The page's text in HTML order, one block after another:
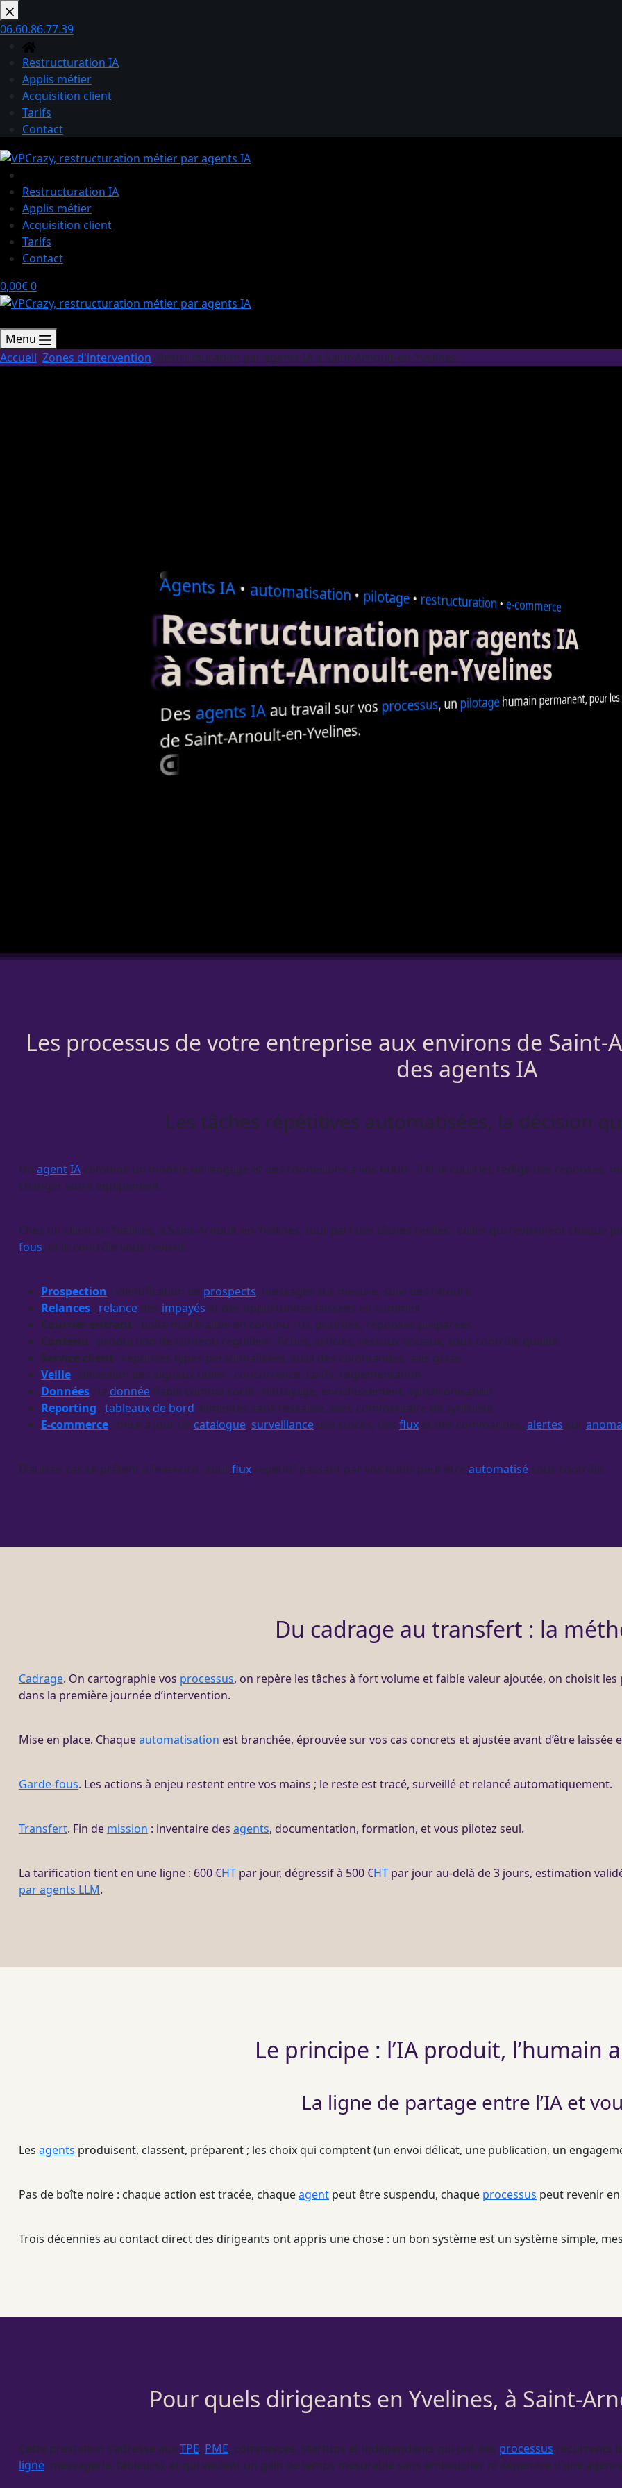
Passer
au
contenu
06.60.86.77.39
Restructuration IA
Applis métier
Acquisition client
Tarifs
Contact
Restructuration IA
Applis métier
Acquisition client
Tarifs
Contact
Panier
d’achat
0,00€0
Menu
Accueil Zones d'intervention Restructuration par agents IA à Saint-Arnoult-en-Yvelines
AgentsIA• automatisation• pilotage• restructuration•e-commerce
Restructuration par agents IA
à Saint-Arnoult-en-Yvelines
DesagentsIAau travail sur vosprocessus, unpilotagehumain permanent, pour les
de Saint-Arnoult-en-Yvelines.
Les processus de votre entreprise aux environs de Saint-
des agents IA
Les tâches répétitives automatisées, la décision
Un agentIA combine un modèle de langage et des connexions à vos outils : il lit le courrier, rédige des réponses,
changer votre équipement.
Chez un client en Yvelines, à Saint-Arnoult-en-Yvelines, tout part des tâches réelles : celles qui reviennent chaque
fous, et le contrôle vous revient.
Prospection : identification de prospects, messages sur mesure, suivi des retours
Relances : relance des impayés et des opportunités laissées en sommeil
Courrier entrant : boîte mail traitée en continu : tri, priorités, réponses préparées
Contenu : production de contenu régulière : fiches, articles, réseaux sociaux, sous contrôle qualité
Service client : réponses types personnalisées, suivi des commandes, avis gérés
Veille : détection des signaux utiles : concurrence, tarifs, réglementation
Données : la donnée fiable comme socle : nettoyage, enrichissement, synchronisation
Reporting : tableaux de bord alimentés sans ressaisie, avec commentaire de synthèse
E-commerce : mise à jour de catalogue, surveillance des stocks, des flux et des commandes, alertes sur
D’autres cas se prêtent à l’exercice : tout flux répétitif passant par vos outils peut être automatisé sous contrôle.
Du cadrage au transfert : la
Cadrage. On cartographie vos processus, on repère les tâches à fort volume et faible valeur ajoutée, on choisit
dans la première journée d’intervention.
Mise en place. Chaqueautomatisation est branchée, éprouvée sur vos cas concrets et ajustée avant d’être laissée
Garde-fous. Les actions à enjeu restent entre vos mains ; le reste est tracé, surveillé et relancé automatiquement.
Transfert. Fin de mission : inventaire des agents, documentation, formation, et vous pilotez seul.
La tarification tient en une ligne : 600 €HT par jour, dégressif à 500 €HT par jour au-delà de 3 jours, estimation
par agents LLM.
Le principe : l’IA produit, l’humain
La ligne de partage entre l’IA et
Les agents produisent, classent, préparent ; les choix qui comptent (un envoi délicat, une publication, un
Pas de boîte noire : chaque action est tracée, chaqueagent peut être suspendu, chaque processus peut revenir
Trois décennies au contact direct des dirigeants ont appris une chose : un bon système est un système simple,
Pour quels dirigeants en Yvelines, à Saint-
Cette prestation s’adresse auxTPE, PME, commerces, startups et indépendants qui ont des processus récurrents
ligne, messagerie, tableurs), et qui veulent un gain de temps mesurable sans embaucher ni dépendre d’une